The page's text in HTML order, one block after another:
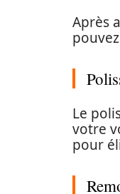
Après
Le
votre
pour